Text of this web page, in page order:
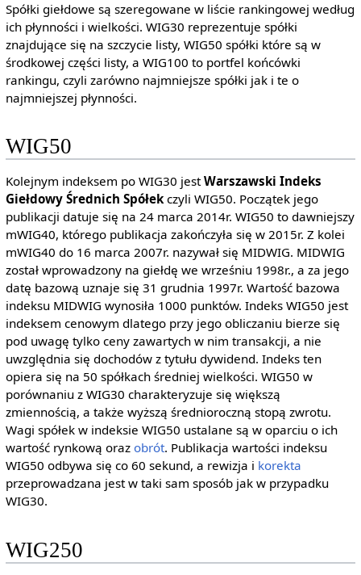
Spółki giełdowe są szeregowane w liście rankingowej według
ich płynności i wielkości. WIG30 reprezentuje spółki
znajdujące się na szczycie listy, WIG50 spółki które są w
środkowej części listy, a WIG100 to portfel końcówki
rankingu, czyli zarówno najmniejsze spółki jak i te o
najmniejszej płynności.
WIG50
Kolejnym indeksem po WIG30 jestWarszawski Indeks
Giełdowy Średnich Spółekczyli WIG50. Początek jego
publikacji datuje się na 24 marca 2014r. WIG50 to dawniejszy
mWIG40, którego publikacja zakończyła się w 2015r. Z kolei
mWIG40 do 16 marca 2007r. nazywał się MIDWIG. MIDWIG
został wprowadzony na giełdę we wrześniu 1998r., a za jego
datę bazową uznaje się 31 grudnia 1997r. Wartość bazowa
indeksu MIDWIG wynosiła 1000 punktów. Indeks WIG50 jest
indeksem cenowym dlatego przy jego obliczaniu bierze się
pod uwagę tylko ceny zawartych w nim transakcji, a nie
uwzględnia się dochodów z tytułu dywidend. Indeks ten
opiera się na 50 spółkach średniej wielkości. WIG50 w
porównaniu z WIG30 charakteryzuje się większą
zmiennością, a także wyższą średnioroczną stopą zwrotu.
Wagi spółek w indeksie WIG50 ustalane są w oparciu o ich
wartość rynkową oraz obrót. Publikacja wartości indeksu
WIG50 odbywa się co 60 sekund, a rewizja i korekta
przeprowadzana jest w taki sam sposób jak w przypadku
WIG30.
WIG250